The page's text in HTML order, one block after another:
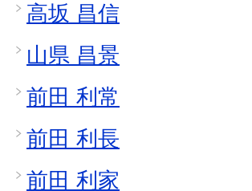
高坂 昌信
山県 昌景
前田 利常
前田 利長
前田 利家